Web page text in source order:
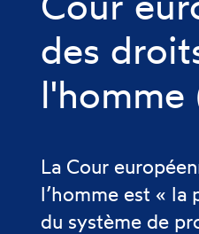
des
l'homme
La Cour
l’homme est « la
du système de